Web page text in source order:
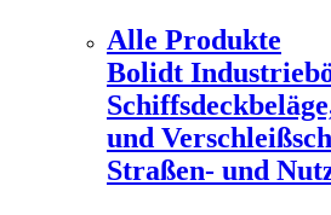
Alle Produkte
Bolidt
und
Straßen- und